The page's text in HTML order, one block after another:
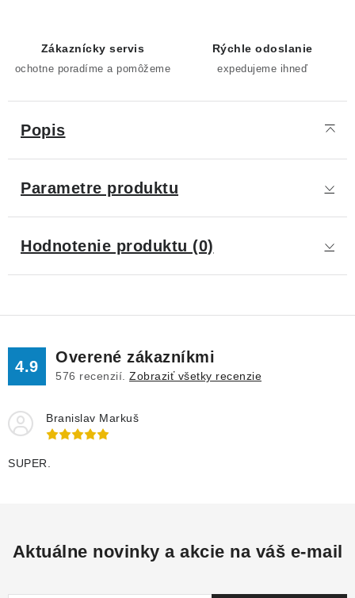
Zákaznícky servis
ochotne poradíme a pomôžeme
Rýchle odoslanie
expedujeme ihneď
Popis
Parametre produktu
Hodnotenie produktu (0)
4.9
Overené zákazníkmi
576 recenzií. Zobraziť všetky recenzie
Branislav Markuš
SUPER.
Aktuálne novinky a akcie na váš e-mail